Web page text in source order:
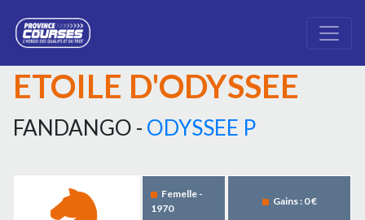
ETOILE D'ODYSSEE
FANDANGO - ODYSSEE P
Femelle -
1970
Gains : 0 €